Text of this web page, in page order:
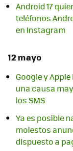
Android 17
teléfonos
en Instagram
12 mayo
Google y
una causa
los SMS
Ya es posible
molestos
dispuesto a